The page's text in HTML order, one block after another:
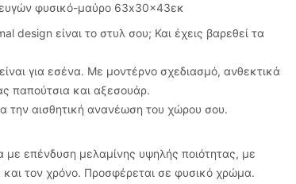
φυσικό-μαύρο 63x30x43εκ
design είναι το στυλ σου; Και έχεις βαρεθεί τα
για εσένα. Με μοντέρνο σχεδιασμό, ανθεκτικά
παπούτσια και αξεσουάρ.
την αισθητική ανανέωση του χώρου σου.
επένδυση μελαμίνης υψηλής ποιότητας, με
τον χρόνο. Προσφέρεται σε φυσικό χρώμα.